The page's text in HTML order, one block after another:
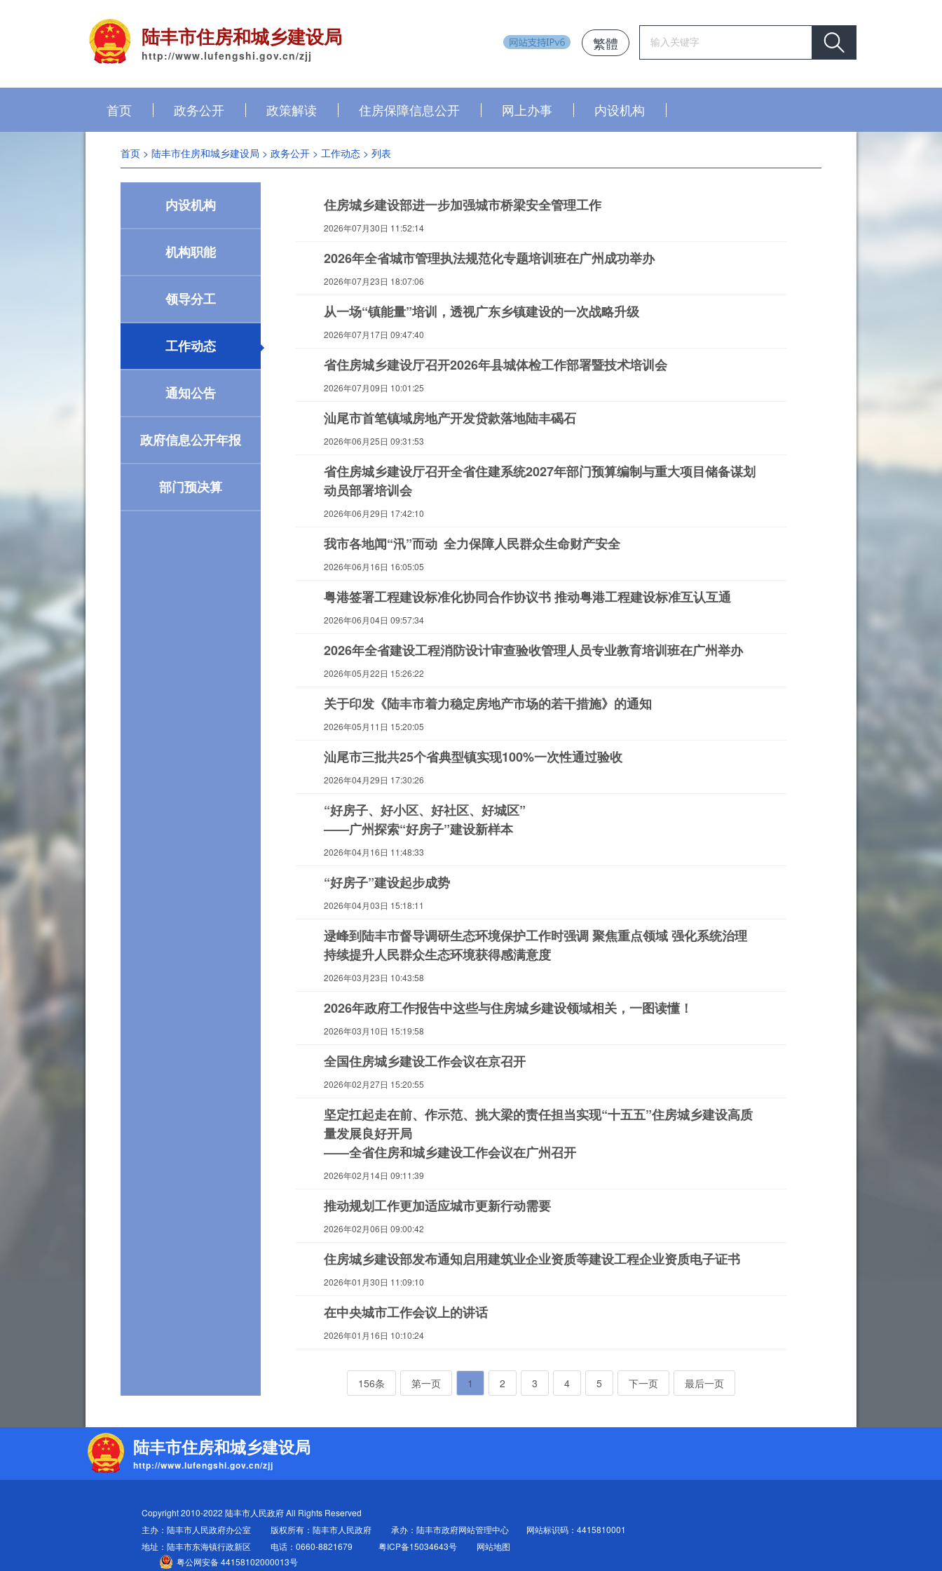
陆丰市住房和城乡建设局
http://www.lufengshi.gov.cn/zjj
繁體
首页 政务公开 政策解读 住房保障信息公开 网上办事 内设机构
首页 > 陆丰市住房和城乡建设局 > 政务公开 > 工作动态 > 列表
内设机构
机构职能
领导分工
工作动态
通知公告
政府信息公开年报
部门预决算
住房城乡建设部进一步加强城市桥梁安全管理工作
2026年07月30日 11:52:14
2026年全省城市管理执法规范化专题培训班在广州成功举办
2026年07月23日 18:07:06
从一场“镇能量”培训，透视广东乡镇建设的一次战略升级
2026年07月17日 09:47:40
省住房城乡建设厅召开2026年县城体检工作部署暨技术培训会
2026年07月09日 10:01:25
汕尾市首笔镇域房地产开发贷款落地陆丰碣石
2026年06月25日 09:31:53
省住房城乡建设厅召开全省住建系统2027年部门预算编制与重大项目储备谋划
动员部署培训会
2026年06月29日 17:42:10
我市各地闻“汛”而动 全力保障人民群众生命财产安全
2026年06月16日 16:05:05
粤港签署工程建设标准化协同合作协议书 推动粤港工程建设标准互认互通
2026年06月04日 09:57:34
2026年全省建设工程消防设计审查验收管理人员专业教育培训班在广州举办
2026年05月22日 15:26:22
关于印发《陆丰市着力稳定房地产市场的若干措施》的通知
2026年05月11日 15:20:05
汕尾市三批共25个省典型镇实现100%一次性通过验收
2026年04月29日 17:30:26
“好房子、好小区、好社区、好城区”
——广州探索“好房子”建设新样本
2026年04月16日 11:48:33
“好房子”建设起步成势
2026年04月03日 15:18:11
逯峰到陆丰市督导调研生态环境保护工作时强调 聚焦重点领域 强化系统治理
持续提升人民群众生态环境获得感满意度
2026年03月23日 10:43:58
2026年政府工作报告中这些与住房城乡建设领域相关，一图读懂！
2026年03月10日 15:19:58
全国住房城乡建设工作会议在京召开
2026年02月27日 15:20:55
坚定扛起走在前、作示范、挑大梁的责任担当实现“十五五”住房城乡建设高质
量发展良好开局
——全省住房和城乡建设工作会议在广州召开
2026年02月14日 09:11:39
推动规划工作更加适应城市更新行动需要
2026年02月06日 09:00:42
住房城乡建设部发布通知启用建筑业企业资质等建设工程企业资质电子证书
2026年01月30日 11:09:10
在中央城市工作会议上的讲话
2026年01月16日 10:10:24
156条 第一页 1 2 3 4 5 下一页 最后一页
陆丰市住房和城乡建设局
http://www.lufengshi.gov.cn/zjj
Copyright 2010-2022 陆丰市人民政府 All Rights Reserved
主办：陆丰市人民政府办公室
版权所有：陆丰市人民政府 承办：陆丰市政府网站管理中心
网站标识码：4415810001
地址：陆丰市东海镇行政新区
电话：0660-8821679 粤ICP备15034643号
网站地图
粤公网安备 44158102000013号